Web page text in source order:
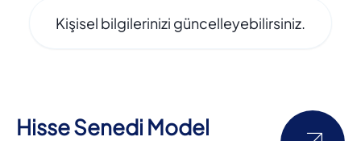
Kişisel bilgilerinizi güncelleyebilirsiniz.
Hisse Senedi Model